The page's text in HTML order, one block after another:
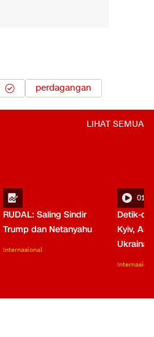
perdagangan
LIHAT SEMUA
RUDAL: Saling Sindir
Trump dan Netanyahu
Internasional
Detik-
Kyiv,
Ukraina